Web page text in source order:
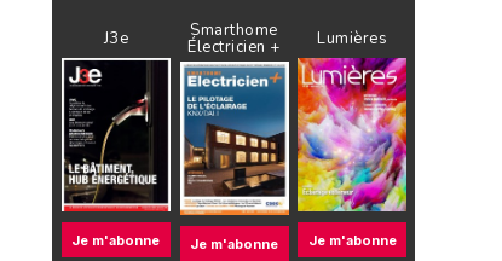
J3e
Je m'abonne
Smarthome
Électricien +
Je m'abonne
Lumières
Je m'abonne